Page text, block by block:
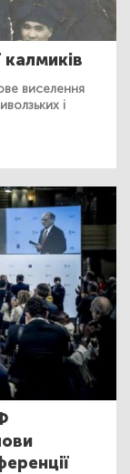
калмиків
виселення
і